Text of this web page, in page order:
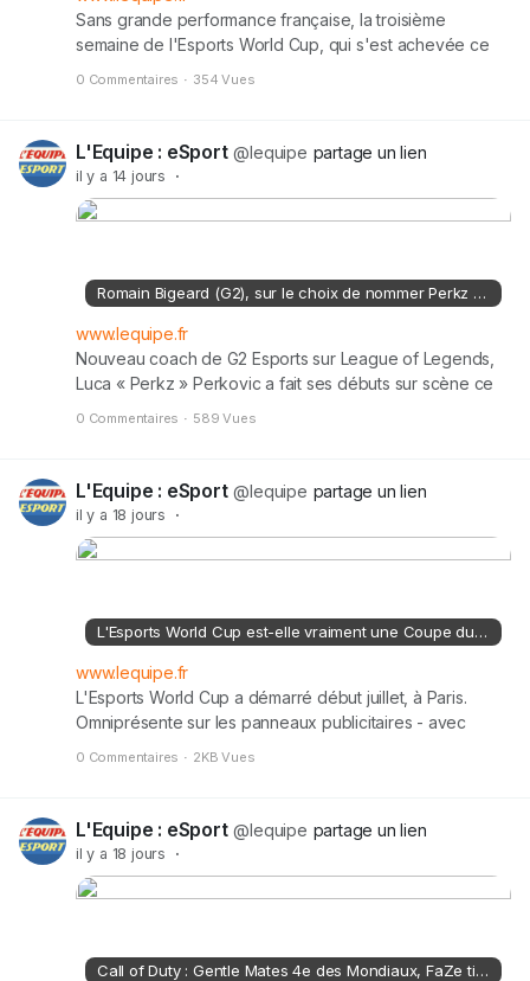
Sans grande performance française, la troisième
semaine de l'Esports World Cup, qui s'est achevée ce
0 Commentaires · 354 Vues
L'Equipe : eSport @lequipe partage un lien
il y a 14 jours ·
Romain Bigeard (G2), sur le choix de nommer Perkz comme coach : « Il y avait un début de lassitude »
www.lequipe.fr
Nouveau coach de G2 Esports sur League of Legends,
Luca « Perkz » Perkovic a fait ses débuts sur scène ce
expliquer ce changement dans son staff, qui en a surpris
plus d'un.
0 Commentaires · 589 Vues
L'Equipe : eSport @lequipe partage un lien
il y a 18 jours ·
L'Esports World Cup est-elle vraiment une Coupe du monde de l'esport ?
www.lequipe.fr
L'Esports World Cup a démarré début juillet, à Paris.
Omniprésente sur les panneaux publicitaires - avec
monde de l'esport. On vous explique pourquoi en vidéo.
0 Commentaires · 2KB Vues
L'Equipe : eSport @lequipe partage un lien
il y a 18 jours ·
Call of Duty : Gentle Mates 4e des Mondiaux, FaZe titré à nouveau